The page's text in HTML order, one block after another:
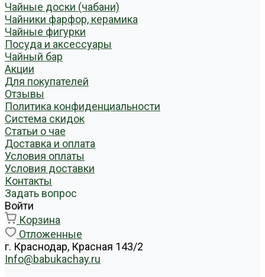
Чайные доски (чабани)
Чайники фарфор, керамика
Чайные фигурки
Посуда и аксессуары
Чайный бар
Акции
Для покупателей
Отзывы
Политика конфиденциальности
Система скидок
Статьи о чае
Доставка и оплата
Условия оплаты
Условия доставки
Контакты
Задать вопрос
Войти
Корзина
Отложенные
г. Краснодар, Красная 143/2
Info@babukachay.ru